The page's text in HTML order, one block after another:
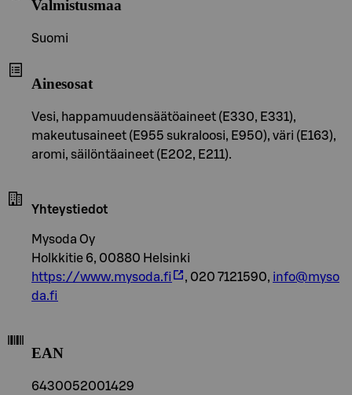
Valmistusmaa
Suomi
Ainesosat
Vesi, happamuudensäätöaineet (E330, E331),
makeutusaineet (E955 sukraloosi, E950), väri (E163),
aromi, säilöntäaineet (E202, E211).
Yhteystiedot
Mysoda Oy
Holkkitie 6, 00880 Helsinki
https://www.mysoda.fi
, 020 7121590, info@myso
da.fi
EAN
6430052001429